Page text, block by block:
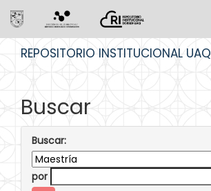
REPOSITORIO INSTITUCIONAL UAQ
Buscar
Buscar:
por